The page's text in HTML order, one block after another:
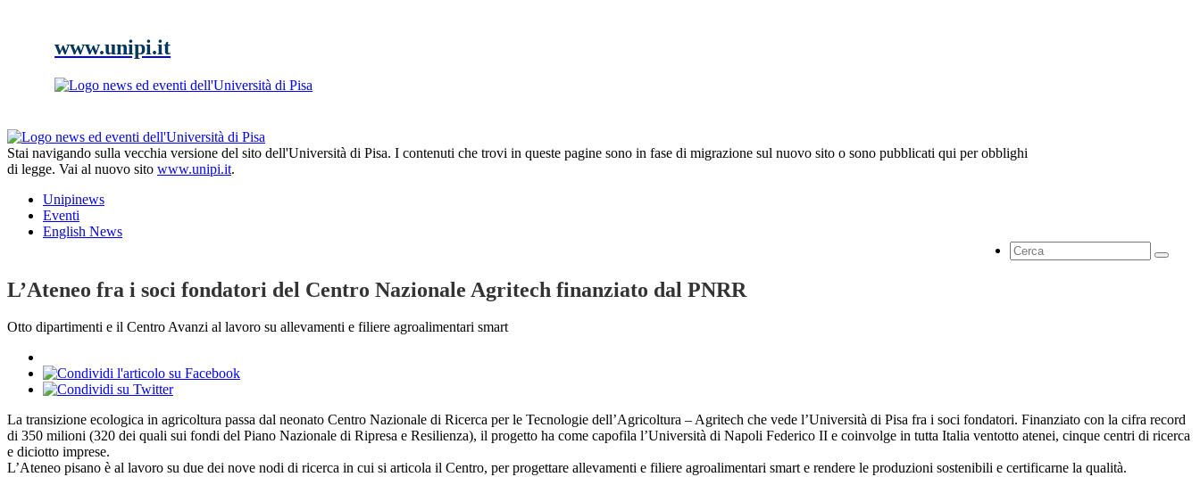
www.unipi.it
Stai navigando sulla vecchia versione del sito dell'Università di Pisa. I contenuti che trovi in queste pagine sono in fase di migrazione sul nuovo sito o sono pubblicati qui per obblighi
di legge. Vai al nuovo sito www.unipi.it.
Unipinews
Eventi
English News
L’Ateneo fra i soci fondatori del Centro Nazionale Agritech finanziato dal PNRR
Otto dipartimenti e il Centro Avanzi al lavoro su allevamenti e filiere agroalimentari smart
La transizione ecologica in agricoltura passa dal neonato Centro Nazionale di Ricerca per le Tecnologie dell’Agricoltura – Agritech che vede l’Università di Pisa fra i soci fondatori. Finanziato con la cifra record
di 350 milioni (320 dei quali sui fondi del Piano Nazionale di Ripresa e Resilienza), il progetto ha come capofila l’Università di Napoli Federico II e coinvolge in tutta Italia ventotto atenei, cinque centri di ricerca
e diciotto imprese.
L’Ateneo pisano è al lavoro su due dei nove nodi di ricerca in cui si articola il Centro, per progettare allevamenti e filiere agroalimentari smart e rendere le produzioni sostenibili e certificarne la qualità.